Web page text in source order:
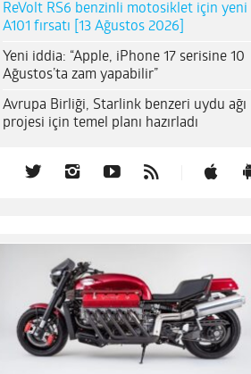
ReVolt RS6 benzinli motosiklet için yeni
A101 fırsatı [13 Ağustos 2026]
Yeni iddia: “Apple, iPhone 17 serisine 10
Ağustos’ta zam yapabilir”
Avrupa Birliği, Starlink benzeri uydu ağı
projesi için temel planı hazırladı